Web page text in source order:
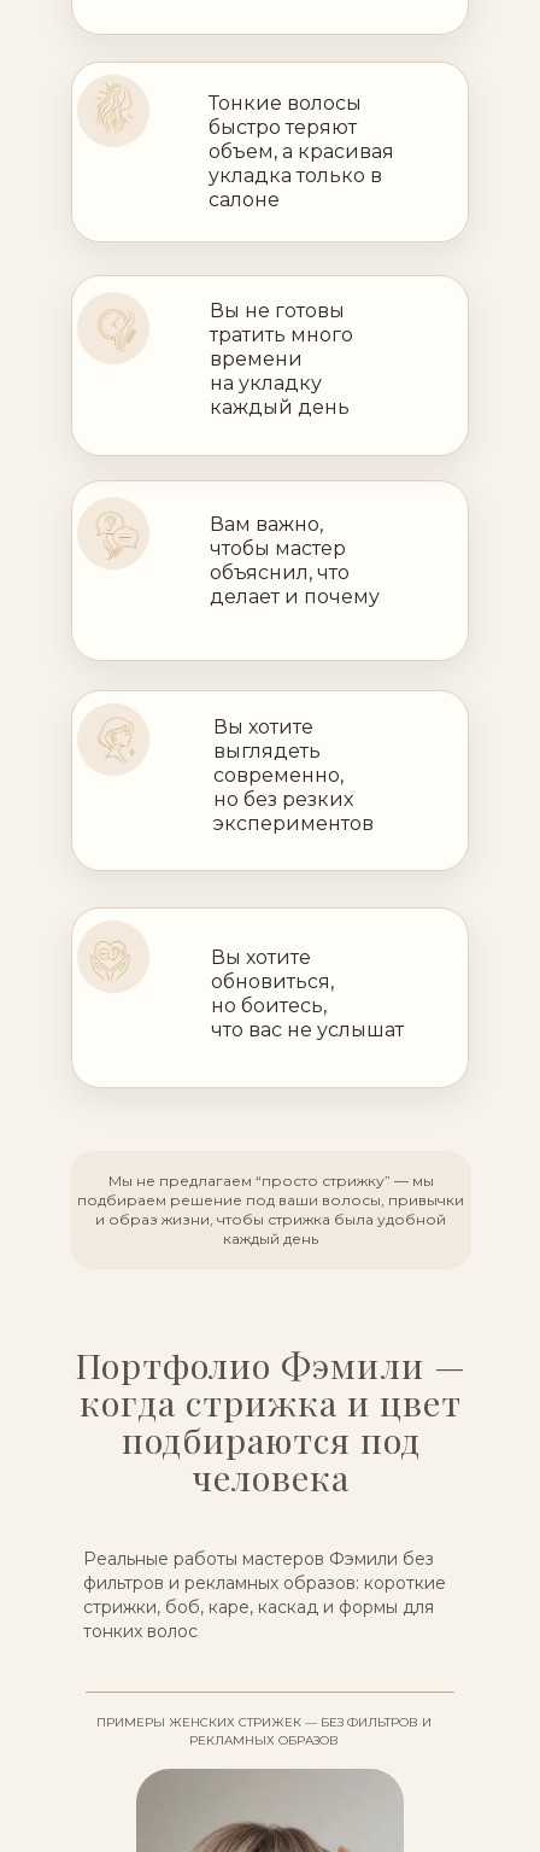
Вы не готовы
тратить много
времени
на укладку
каждый день
Вы хотите
обновиться,
но боитесь,
что вас не услышат
Вам важно,
чтобы мастер
объяснил, что
делает и почему
Вы хотите
выглядеть
современно,
но без резких
экспериментов
Тонкие волосы
быстро теряют
объем, а красивая
укладка только в
салоне
Мы не предлагаем “просто стрижку” — мы
подбираем решение под ваши волосы, привычки
и образ жизни, чтобы стрижка была удобной
каждый день
Реальные работы мастеров Фэмили без
фильтров и рекламных образов: короткие
стрижки, боб, каре, каскад и формы для
тонких волос
Портфолио Фэмили —
когда стрижка и цвет
подбираются под
человека
ПРИМЕРЫ ЖЕНСКИХ СТРИЖЕК — БЕЗ ФИЛЬТРОВ И
РЕКЛАМНЫХ ОБРАЗОВ